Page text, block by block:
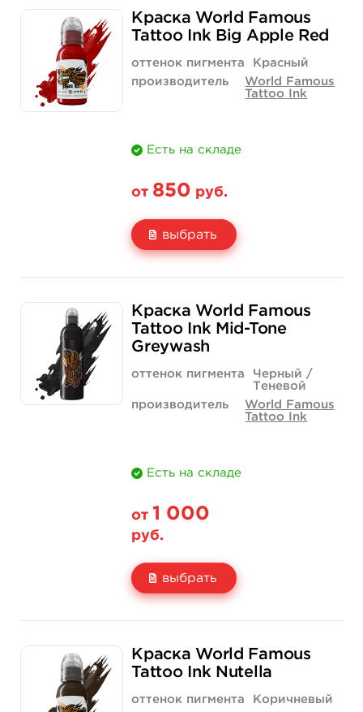
Количество
850 руб.
купить
1 400 руб.
купить
Краска World Famous
Tattoo Ink Big Apple Red
оттенок пигмента
Красный
производитель
World Famous
Tattoo Ink
Есть на складе
от 850 руб.
выбрать
Количество
850 руб.
купить
1 400 руб.
Краска World Famous
Tattoo Ink Mid-Tone
Greywash
оттенок пигмента
Черный /
Теневой
производитель
World Famous
Tattoo Ink
Есть на складе
от 1 000
руб.
выбрать
Количество
1 000 руб.
купить
1 500 руб.
купить
Краска World Famous
Tattoo Ink Nutella
оттенок пигмента
Коричневый